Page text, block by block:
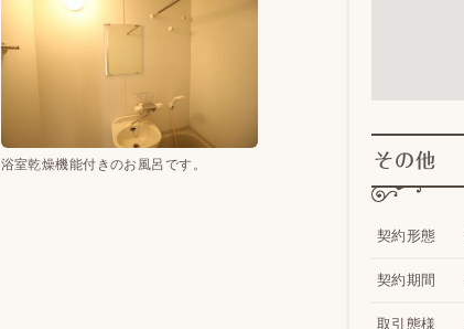
浴室乾燥機能付きのお風呂です。 その他
契約形態
契約期間
取引態様